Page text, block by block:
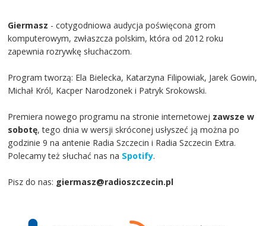
Giermasz - cotygodniowa audycja poświęcona grom
komputerowym, zwłaszcza polskim, która od 2012 roku
zapewnia rozrywkę słuchaczom.
Program tworzą: Ela Bielecka, Katarzyna Filipowiak, Jarek Gowin,
Michał Król, Kacper Narodzonek i Patryk Srokowski.
Premiera nowego programu na stronie internetowej zawsze w
sobotę, tego dnia w wersji skróconej usłyszeć ją można po
godzinie 9 na antenie Radia Szczecin i Radia Szczecin Extra.
Polecamy też słuchać nas na Spotify.
Pisz do nas: giermasz@radioszczecin.pl